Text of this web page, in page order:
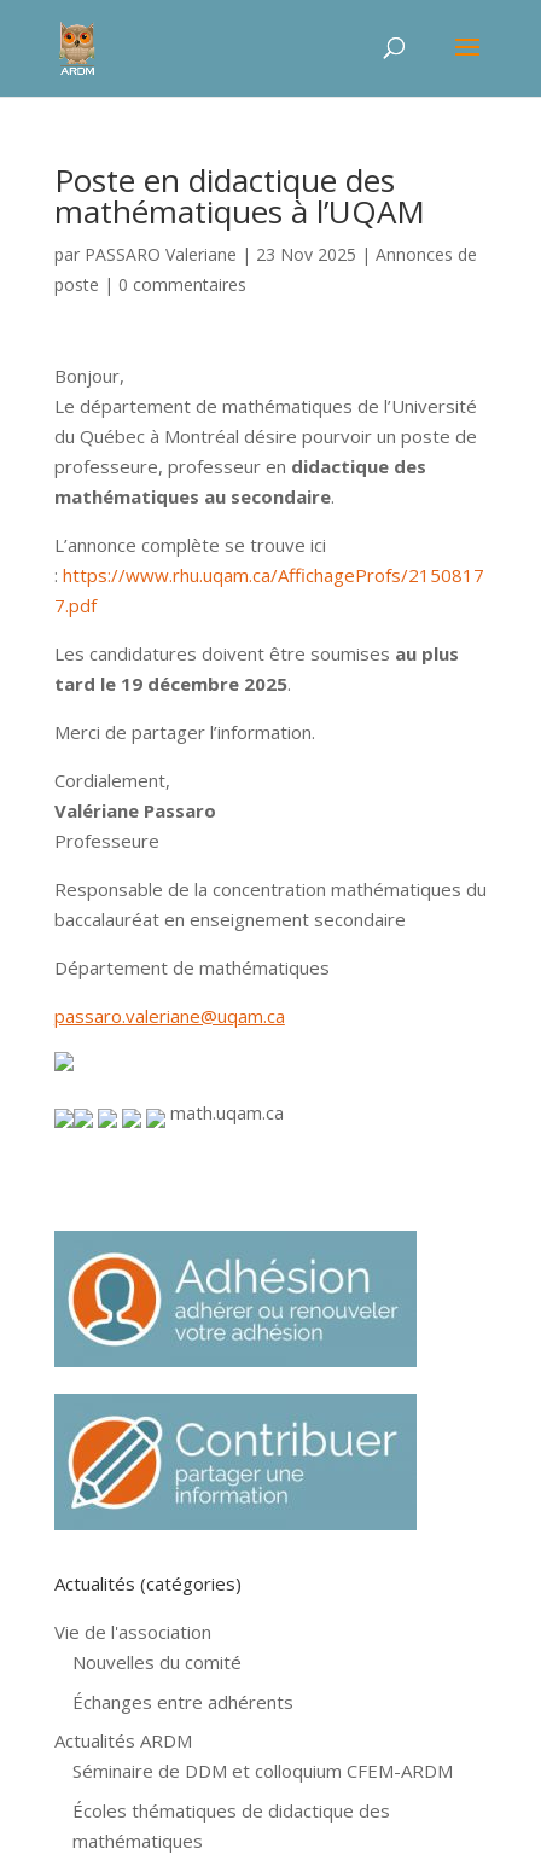
Poste en didactique des
mathématiques à l’UQAM
par PASSARO Valeriane | 23 Nov 2025 | Annonces de
poste | 0 commentaires
Bonjour,
Le département de mathématiques de l’Université
du Québec à Montréal désire pourvoir un poste de
professeure, professeur en didactique des
mathématiques au secondaire.
L’annonce complète se trouve ici
: https://www.rhu.uqam.ca/AffichageProfs/2150817
7.pdf
Les candidatures doivent être soumises au plus
tard le 19 décembre 2025.
Merci de partager l’information.
Cordialement,
Valériane Passaro
Professeure
Responsable de la concentration mathématiques du
baccalauréat en enseignement secondaire
Département de mathématiques
passaro.valeriane@uqam.ca
math.uqam.ca
Actualités (catégories)
Vie de l'association
Nouvelles du comité
Échanges entre adhérents
Actualités ARDM
Séminaire de DDM et colloquium CFEM-ARDM
Écoles thématiques de didactique des
mathématiques